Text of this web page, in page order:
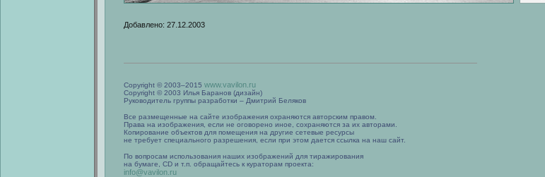
Добавлено: 27.12.2003
Copyright © 2003–2015 www.vavilon.ru
Copyright © 2003 Илья Баранов (дизайн)
Руководитель группы разработки – Дмитрий Беляков
Все размещенные на сайте изображения охраняются авторским правом.
Права на изображения, если не оговорено иное, сохраняются за их авторами.
Копирование объектов для помещения на другие сетевые ресурсы
не требует специального разрешения, если при этом дается ссылка на наш сайт.
По вопросам использования наших изображений для тиражирования
на бумаге, CD и т.п. обращайтесь к кураторам проекта:
info@vavilon.ru